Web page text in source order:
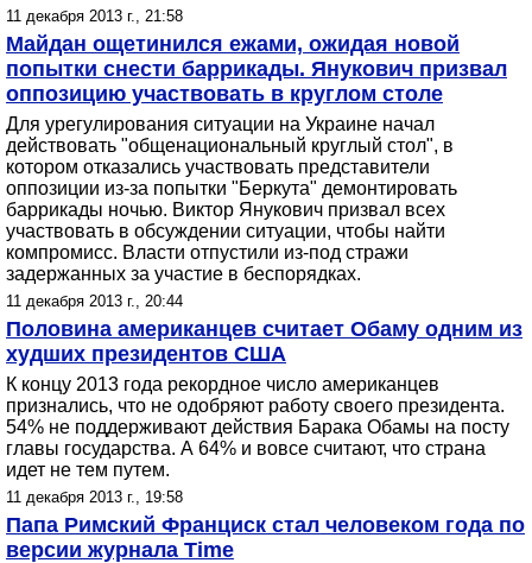
11 декабря 2013 г., 21:58
Майдан ощетинился ежами, ожидая новой
попытки снести баррикады. Янукович призвал
оппозицию участвовать в круглом столе
Для урегулирования ситуации на Украине начал
действовать "общенациональный круглый стол", в
котором отказались участвовать представители
оппозиции из-за попытки "Беркута" демонтировать
баррикады ночью. Виктор Янукович призвал всех
участвовать в обсуждении ситуации, чтобы найти
компромисс. Власти отпустили из-под стражи
задержанных за участие в беспорядках.
11 декабря 2013 г., 20:44
Половина американцев считает Обаму одним из
худших президентов США
К концу 2013 года рекордное число американцев
признались, что не одобряют работу своего президента.
54% не поддерживают действия Барака Обамы на посту
главы государства. А 64% и вовсе считают, что страна
идет не тем путем.
11 декабря 2013 г., 19:58
Папа Римский Франциск стал человеком года по
версии журнала Time